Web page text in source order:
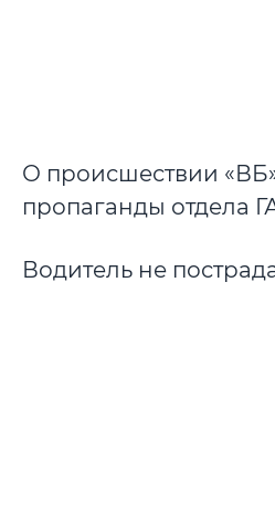
О происшествии
пропаганды отдела
Водитель не